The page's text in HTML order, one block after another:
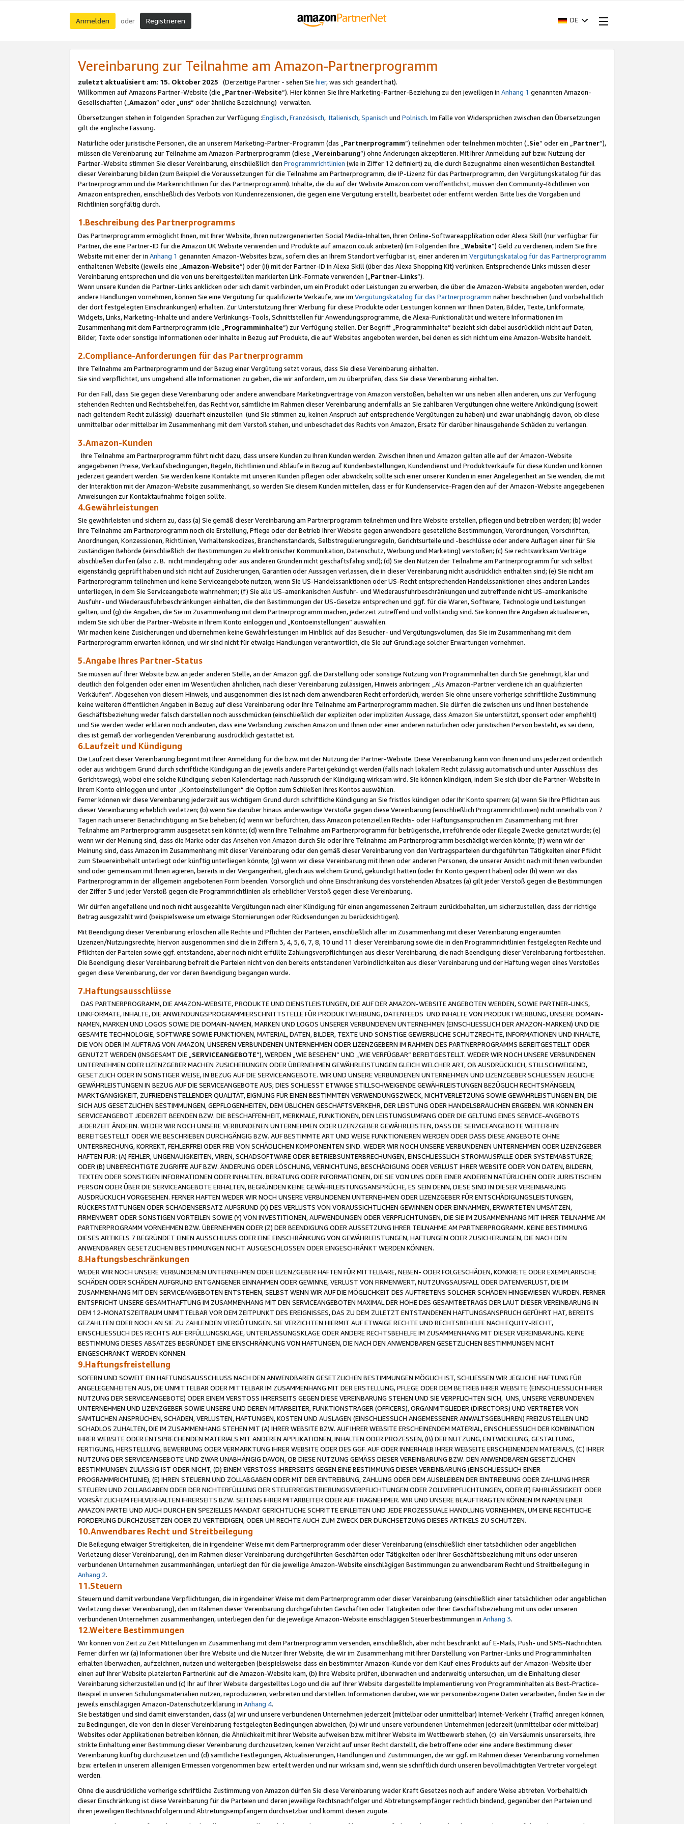
Anmelden oder Registrieren DE
Vereinbarung zur Teilnahme am Amazon-Partnerprogramm
zuletzt aktualisiert am: 15. Oktober 2025 (Derzeitige Partner - sehen Sie hier, was sich geändert hat).
Willkommen auf Amazons Partner-Website (die „Partner-Website“). Hier können Sie Ihre Marketing-Partner-Beziehung zu den jeweiligen in Anhang 1 genannten Amazon-
Gesellschaften („Amazon“ oder „uns“ oder ähnliche Bezeichnung) verwalten.
Übersetzungen stehen in folgenden Sprachen zur Verfügung :Englisch,Französisch, Italienisch,Spanisch und Polnisch. Im Falle von Widersprüchen zwischen den Übersetzungen
gilt die englische Fassung.
Natürliche oder juristische Personen, die an unserem Marketing-Partner-Programm (das „Partnerprogramm“) teilnehmen oder teilnehmen möchten („Sie“ oder ein „Partner“),
müssen die Vereinbarung zur Teilnahme am Amazon-Partnerprogramm (diese „Vereinbarung“) ohne Änderungen akzeptieren. Mit Ihrer Anmeldung auf bzw. Nutzung der
Partner-Website stimmen Sie dieser Vereinbarung, einschließlich den Programmrichtlinien (wie in Ziffer 12 definiert) zu, die durch Bezugnahme einen wesentlichen Bestandteil
dieser Vereinbarung bilden (zum Beispiel die Voraussetzungen für die Teilnahme am Partnerprogramm, die IP-Lizenz für das Partnerprogramm, den Vergütungskatalog für das
Partnerprogramm und die Markenrichtlinien für das Partnerprogramm). Inhalte, die du auf der Website Amazon.com veröffentlichst, müssen den Community-Richtlinien von
Amazon entsprechen, einschließlich des Verbots von Kundenrezensionen, die gegen eine Vergütung erstellt, bearbeitet oder entfernt werden. Bitte lies die Vorgaben und
Richtlinien sorgfältig durch.
1.Beschreibung des Partnerprogramms
Das Partnerprogramm ermöglicht Ihnen, mit Ihrer Website, Ihren nutzergenerierten Social Media-Inhalten, Ihren Online-Softwareapplikation oder Alexa Skill (nur verfügbar für
Partner, die eine Partner-ID für die Amazon UK Website verwenden und Produkte auf amazon.co.uk anbieten) (im Folgenden Ihre „ Website“) Geld zu verdienen, indem Sie Ihre
Website mit einer der in Anhang 1 genannten Amazon-Websites bzw., sofern dies an Ihrem Standort verfügbar ist, einer anderen im Vergütungskatalog für das Partnerprogramm
enthaltenen Website (jeweils eine „ Amazon-Website“) oder (ii) mit der Partner-ID in Alexa Skill (über das Alexa Shopping Kit) verlinken. Entsprechende Links müssen dieser
Vereinbarung entsprechen und die von uns bereitgestellten markierten Link-Formate verwenden („ Partner-Links“).
Wenn unsere Kunden die Partner-Links anklicken oder sich damit verbinden, um ein Produkt oder Leistungen zu erwerben, die über die Amazon-Website angeboten werden, oder
andere Handlungen vornehmen, können Sie eine Vergütung für qualifizierte Verkäufe, wie im Vergütungskatalog für das Partnerprogramm näher beschrieben (und vorbehaltlich
der dort festgelegten Einschränkungen) erhalten. Zur Unterstützung Ihrer Werbung für diese Produkte oder Leistungen können wir Ihnen Daten, Bilder, Texte, Linkformate,
Widgets, Links, Marketing-Inhalte und andere Verlinkungs-Tools, Schnittstellen für Anwendungsprogramme, die Alexa-Funktionalität und weitere Informationen im
Zusammenhang mit dem Partnerprogramm (die „ Programminhalte“) zur Verfügung stellen. Der Begriff „Programminhalte“ bezieht sich dabei ausdrücklich nicht auf Daten,
Bilder, Texte oder sonstige Informationen oder Inhalte in Bezug auf Produkte, die auf Websites angeboten werden, bei denen es sich nicht um eine Amazon-Website handelt.
2.Compliance-Anforderungen für das Partnerprogramm
Ihre Teilnahme am Partnerprogramm und der Bezug einer Vergütung setzt voraus, dass Sie diese Vereinbarung einhalten.
Sie sind verpflichtet, uns umgehend alle Informationen zu geben, die wir anfordern, um zu überprüfen, dass Sie diese Vereinbarung einhalten.
Für den Fall, dass Sie gegen diese Vereinbarung oder andere anwendbare Marketingverträge von Amazon verstoßen, behalten wir uns neben allen anderen, uns zur Verfügung
stehenden Rechten und Rechtsbehelfen, das Recht vor, sämtliche im Rahmen dieser Vereinbarung andernfalls an Sie zahlbaren Vergütungen ohne weitere Ankündigung (soweit
nach geltendem Recht zulässig) dauerhaft einzustellen (und Sie stimmen zu, keinen Anspruch auf entsprechende Vergütungen zu haben) und zwar unabhängig davon, ob diese
unmittelbar oder mittelbar im Zusammenhang mit dem Verstoß stehen, und unbeschadet des Rechts von Amazon, Ersatz für darüber hinausgehende Schäden zu verlangen.
3.Amazon-Kunden
Ihre Teilnahme am Partnerprogramm führt nicht dazu, dass unsere Kunden zu Ihren Kunden werden. Zwischen Ihnen und Amazon gelten alle auf der Amazon-Website
angegebenen Preise, Verkaufsbedingungen, Regeln, Richtlinien und Abläufe in Bezug auf Kundenbestellungen, Kundendienst und Produktverkäufe für diese Kunden und können
jederzeit geändert werden. Sie werden keine Kontakte mit unseren Kunden pflegen oder abwickeln; sollte sich einer unserer Kunden in einer Angelegenheit an Sie wenden, die mit
der Interaktion mit der Amazon-Website zusammenhängt, so werden Sie diesem Kunden mitteilen, dass er für Kundenservice-Fragen den auf der Amazon-Website angegebenen
Anweisungen zur Kontaktaufnahme folgen sollte.
4.Gewährleistungen
Sie gewährleisten und sichern zu, dass (a) Sie gemäß dieser Vereinbarung am Partnerprogramm teilnehmen und Ihre Website erstellen, pflegen und betreiben werden; (b) weder
Ihre Teilnahme am Partnerprogramm noch die Erstellung, Pflege oder der Betrieb Ihrer Website gegen anwendbare gesetzliche Bestimmungen, Verordnungen, Vorschriften,
Anordnungen, Konzessionen, Richtlinien, Verhaltenskodizes, Branchenstandards, Selbstregulierungsregeln, Gerichtsurteile und -beschlüsse oder andere Auflagen einer für Sie
zuständigen Behörde (einschließlich der Bestimmungen zu elektronischer Kommunikation, Datenschutz, Werbung und Marketing) verstoßen; (c) Sie rechtswirksam Verträge
abschließen dürfen (also z. B. nicht minderjährig oder aus anderen Gründen nicht geschäftsfähig sind); (d) Sie den Nutzen der Teilnahme am Partnerprogramm für sich selbst
eigenständig geprüft haben und sich nicht auf Zusicherungen, Garantien oder Aussagen verlassen, die in dieser Vereinbarung nicht ausdrücklich enthalten sind; (e) Sie nicht am
Partnerprogramm teilnehmen und keine Serviceangebote nutzen, wenn Sie US-Handelssanktionen oder US-Recht entsprechenden Handelssanktionen eines anderen Landes
unterliegen, in dem Sie Serviceangebote wahrnehmen; (f) Sie alle US-amerikanischen Ausfuhr- und Wiederausfuhrbeschränkungen und zutreffende nicht US-amerikanische
Ausfuhr- und Wiederausfuhrbeschränkungen einhalten, die den Bestimmungen der US-Gesetze entsprechen und ggf. für die Waren, Software, Technologie und Leistungen
gelten, und (g) die Angaben, die Sie im Zusammenhang mit dem Partnerprogramm machen, jederzeit zutreffend und vollständig sind. Sie können Ihre Angaben aktualisieren,
indem Sie sich über die Partner-Website in Ihrem Konto einloggen und „Kontoeinstellungen“ auswählen.
Wir machen keine Zusicherungen und übernehmen keine Gewährleistungen im Hinblick auf das Besucher- und Vergütungsvolumen, das Sie im Zusammenhang mit dem
Partnerprogramm erwarten können, und wir sind nicht für etwaige Handlungen verantwortlich, die Sie auf Grundlage solcher Erwartungen vornehmen.
5.Angabe Ihres Partner-Status
Sie müssen auf Ihrer Website bzw. an jeder anderen Stelle, an der Amazon ggf. die Darstellung oder sonstige Nutzung von Programminhalten durch Sie genehmigt, klar und
deutlich den folgenden oder einen im Wesentlichen ähnlichen, nach dieser Vereinbarung zulässigen, Hinweis anbringen: „Als Amazon-Partner verdiene ich an qualifizierten
Verkäufen“. Abgesehen von diesem Hinweis, und ausgenommen dies ist nach dem anwendbaren Recht erforderlich, werden Sie ohne unsere vorherige schriftliche Zustimmung
keine weiteren öffentlichen Angaben in Bezug auf diese Vereinbarung oder Ihre Teilnahme am Partnerprogramm machen. Sie dürfen die zwischen uns und Ihnen bestehende
Geschäftsbeziehung weder falsch darstellen noch ausschmücken (einschließlich der expliziten oder impliziten Aussage, dass Amazon Sie unterstützt, sponsert oder empfiehlt)
und Sie werden weder erklären noch andeuten, dass eine Verbindung zwischen Amazon und Ihnen oder einer anderen natürlichen oder juristischen Person besteht, es sei denn,
dies ist gemäß der vorliegenden Vereinbarung ausdrücklich gestattet ist.
6.Laufzeit und Kündigung
Die Laufzeit dieser Vereinbarung beginnt mit Ihrer Anmeldung für die bzw. mit der Nutzung der Partner-Website. Diese Vereinbarung kann von Ihnen und uns jederzeit ordentlich
oder aus wichtigem Grund durch schriftliche Kündigung an die jeweils andere Partei gekündigt werden (falls nach lokalem Recht zulässig automatisch und unter Ausschluss des
Gerichtswegs), wobei eine solche Kündigung sieben Kalendertage nach Ausspruch der Kündigung wirksam wird. Sie können kündigen, indem Sie sich über die Partner-Website in
Ihrem Konto einloggen und unter „Kontoeinstellungen“ die Option zum Schließen Ihres Kontos auswählen.
Ferner können wir diese Vereinbarung jederzeit aus wichtigem Grund durch schriftliche Kündigung an Sie fristlos kündigen oder Ihr Konto sperren: (a) wenn Sie Ihre Pflichten aus
dieser Vereinbarung erheblich verletzen; (b) wenn Sie darüber hinaus anderweitige Verstöße gegen diese Vereinbarung (einschließlich Programmrichtlinien) nicht innerhalb von 7
Tagen nach unserer Benachrichtigung an Sie beheben; (c) wenn wir befürchten, dass Amazon potenziellen Rechts- oder Haftungsansprüchen im Zusammenhang mit Ihrer
Teilnahme am Partnerprogramm ausgesetzt sein könnte; (d) wenn Ihre Teilnahme am Partnerprogramm für betrügerische, irreführende oder illegale Zwecke genutzt wurde; (e)
wenn wir der Meinung sind, dass die Marke oder das Ansehen von Amazon durch Sie oder Ihre Teilnahme am Partnerprogramm beschädigt werden könnte; (f) wenn wir der
Meinung sind, dass Amazon im Zusammenhang mit dieser Vereinbarung oder den gemäß dieser Vereinbarung von den Vertragsparteien durchgeführten Tätigkeiten einer Pflicht
zum Steuereinbehalt unterliegt oder künftig unterliegen könnte; (g) wenn wir diese Vereinbarung mit Ihnen oder anderen Personen, die unserer Ansicht nach mit Ihnen verbunden
sind oder gemeinsam mit Ihnen agieren, bereits in der Vergangenheit, gleich aus welchem Grund, gekündigt hatten (oder Ihr Konto gesperrt haben) oder (h) wenn wir das
Partnerprogramm in der allgemein angebotenen Form beenden. Vorsorglich und ohne Einschränkung des vorstehenden Absatzes (a) gilt jeder Verstoß gegen die Bestimmungen
der Ziffer 5 und jeder Verstoß gegen die Programmrichtlinien als erheblicher Verstoß gegen diese Vereinbarung.
Wir dürfen angefallene und noch nicht ausgezahlte Vergütungen nach einer Kündigung für einen angemessenen Zeitraum zurückbehalten, um sicherzustellen, dass der richtige
Betrag ausgezahlt wird (beispielsweise um etwaige Stornierungen oder Rücksendungen zu berücksichtigen).
Mit Beendigung dieser Vereinbarung erlöschen alle Rechte und Pflichten der Parteien, einschließlich aller im Zusammenhang mit dieser Vereinbarung eingeräumten
Lizenzen/Nutzungsrechte; hiervon ausgenommen sind die in Ziffern 3, 4, 5, 6, 7, 8, 10 und 11 dieser Vereinbarung sowie die in den Programmrichtlinien festgelegten Rechte und
Pflichten der Parteien sowie ggf. entstandene, aber noch nicht erfüllte Zahlungsverpflichtungen aus dieser Vereinbarung, die nach Beendigung dieser Vereinbarung fortbestehen.
Die Beendigung dieser Vereinbarung befreit die Parteien nicht von den bereits entstandenen Verbindlichkeiten aus dieser Vereinbarung und der Haftung wegen eines Verstoßes
gegen diese Vereinbarung, der vor deren Beendigung begangen wurde.
7.Haftungsausschlüsse
DAS PARTNERPROGRAMM, DIE AMAZON-WEBSITE, PRODUKTE UND DIENSTLEISTUNGEN, DIE AUF DER AMAZON-WEBSITE ANGEBOTEN WERDEN, SOWIE PARTNER-LINKS,
LINKFORMATE, INHALTE, DIE ANWENDUNGSPROGRAMMIERSCHNITTSTELLE FÜR PRODUKTWERBUNG, DATENFEEDS UND INHALTE VON PRODUKTWERBUNG, UNSERE DOMAIN-
NAMEN, MARKEN UND LOGOS SOWIE DIE DOMAIN-NAMEN, MARKEN UND LOGOS UNSERER VERBUNDENEN UNTERNEHMEN (EINSCHLIESSLICH DER AMAZON-MARKEN) UND DIE
GESAMTE TECHNOLOGIE, SOFTWARE SOWIE FUNKTIONEN, MATERIAL, DATEN, BILDER, TEXTE UND SONSTIGE GEWERBLICHE SCHUTZRECHTE, INFORMATIONEN UND INHALTE,
DIE VON ODER IM AUFTRAG VON AMAZON, UNSEREN VERBUNDENEN UNTERNEHMEN ODER LIZENZGEBERN IM RAHMEN DES PARTNERPROGRAMMS BEREITGESTELLT ODER
GENUTZT WERDEN (INSGESAMT DIE „ SERVICEANGEBOTE“), WERDEN „WIE BESEHEN“ UND „WIE VERFÜGBAR“ BEREITGESTELLT. WEDER WIR NOCH UNSERE VERBUNDENEN
UNTERNEHMEN ODER LIZENZGEBER MACHEN ZUSICHERUNGEN ODER ÜBERNEHMEN GEWÄHRLEISTUNGEN GLEICH WELCHER ART, OB AUSDRÜCKLICH, STILLSCHWEIGEND,
GESETZLICH ODER IN SONSTIGER WEISE, IN BEZUG AUF DIE SERVICEANGEBOTE. WIR UND UNSERE VERBUNDENEN UNTERNEHMEN UND LIZENZGEBER SCHLIESSEN JEGLICHE
GEWÄHRLEISTUNGEN IN BEZUG AUF DIE SERVICEANGEBOTE AUS; DIES SCHLIESST ETWAIGE STILLSCHWEIGENDE GEWÄHRLEISTUNGEN BEZÜGLICH RECHTSMÄNGELN,
MARKTGÄNGIGKEIT, ZUFRIEDENSTELLENDER QUALITÄT, EIGNUNG FÜR EINEN BESTIMMTEN VERWENDUNGSZWECK, NICHTVERLETZUNG SOWIE GEWÄHRLEISTUNGEN EIN, DIE
SICH AUS GESETZLICHEN BESTIMMUNGEN, GEPFLOGENHEITEN, DEM ÜBLICHEN GESCHÄFTSVERKEHR, DER LEISTUNG ODER HANDELSBRÄUCHEN ERGEBEN. WIR KÖNNEN EIN
SERVICEANGEBOT JEDERZEIT BEENDEN BZW. DIE BESCHAFFENHEIT, MERKMALE, FUNKTIONEN, DEN LEISTUNGSUMFANG ODER DIE GELTUNG EINES SERVICE-ANGEBOTS
JEDERZEIT ÄNDERN. WEDER WIR NOCH UNSERE VERBUNDENEN UNTERNEHMEN ODER LIZENZGEBER GEWÄHRLEISTEN, DASS DIE SERVICEANGEBOTE WEITERHIN
BEREITGESTELLT ODER WIE BESCHRIEBEN DURCHGÄNGIG BZW. AUF BESTIMMTE ART UND WEISE FUNKTIONIEREN WERDEN ODER DASS DIESE ANGEBOTE OHNE
UNTERBRECHUNG, KORREKT, FEHLERFREI ODER FREI VON SCHÄDLICHEN KOMPONENTEN SIND. WEDER WIR NOCH UNSERE VERBUNDENEN UNTERNEHMEN ODER LIZENZGEBER
HAFTEN FÜR: (A) FEHLER, UNGENAUIGKEITEN, VIREN, SCHADSOFTWARE ODER BETRIEBSUNTERBRECHUNGEN, EINSCHLIESSLICH STROMAUSFÄLLE ODER SYSTEMABSTÜRZE;
ODER (B) UNBERECHTIGTE ZUGRIFFE AUF BZW. ÄNDERUNG ODER LÖSCHUNG, VERNICHTUNG, BESCHÄDIGUNG ODER VERLUST IHRER WEBSITE ODER VON DATEN, BILDERN,
TEXTEN ODER SONSTIGEN INFORMATIONEN ODER INHALTEN. BERATUNG ODER INFORMATIONEN, DIE SIE VON UNS ODER EINER ANDEREN NATÜRLICHEN ODER JURISTISCHEN
PERSON ODER ÜBER DIE SERVICEANGEBOTE ERHALTEN, BEGRÜNDEN KEINE GEWÄHRLEISTUNGSANSPRÜCHE, ES SEIN DENN, DIESE SIND IN DIESER VEREINBARUNG
AUSDRÜCKLICH VORGESEHEN. FERNER HAFTEN WEDER WIR NOCH UNSERE VERBUNDENEN UNTERNEHMEN ODER LIZENZGEBER FÜR ENTSCHÄDIGUNGSLEISTUNGEN,
RÜCKERSTATTUNGEN ODER SCHADENSERSATZ AUFGRUND (X) DES VERLUSTS VON VORAUSSICHTLICHEN GEWINNEN ODER EINNAHMEN, ERWARTETEN UMSÄTZEN,
FIRMENWERT ODER SONSTIGEN VORTEILEN SOWIE (Y) VON INVESTITIONEN, AUFWENDUNGEN ODER VERPFLICHTUNGEN, DIE SIE IM ZUSAMMENHANG MIT IHRER TEILNAHME AM
PARTNERPROGRAMM VORNEHMEN BZW. ÜBERNEHMEN ODER (Z) DER BEENDIGUNG ODER AUSSETZUNG IHRER TEILNAHME AM PARTNERPROGRAMM. KEINE BESTIMMUNG
DIESES ARTIKELS 7 BEGRÜNDET EINEN AUSSCHLUSS ODER EINE EINSCHRÄNKUNG VON GEWÄHRLEISTUNGEN, HAFTUNGEN ODER ZUSICHERUNGEN, DIE NACH DEN
ANWENDBAREN GESETZLICHEN BESTIMMUNGEN NICHT AUSGESCHLOSSEN ODER EINGESCHRÄNKT WERDEN KÖNNEN.
8.Haftungsbeschränkungen
WEDER WIR NOCH UNSERE VERBUNDENEN UNTERNEHMEN ODER LIZENZGEBER HAFTEN FÜR MITTELBARE, NEBEN- ODER FOLGESCHÄDEN, KONKRETE ODER EXEMPLARISCHE
SCHÄDEN ODER SCHÄDEN AUFGRUND ENTGANGENER EINNAHMEN ODER GEWINNE, VERLUST VON FIRMENWERT, NUTZUNGSAUSFALL ODER DATENVERLUST, DIE IM
ZUSAMMENHANG MIT DEN SERVICEANGEBOTEN ENTSTEHEN, SELBST WENN WIR AUF DIE MÖGLICHKEIT DES AUFTRETENS SOLCHER SCHÄDEN HINGEWIESEN WURDEN. FERNER
ENTSPRICHT UNSERE GESAMTHAFTUNG IM ZUSAMMENHANG MIT DEN SERVICEANGEBOTEN MAXIMAL DER HÖHE DES GESAMTBETRAGS DER LAUT DIESER VEREINBARUNG IN
DEM 12-MONATSZEITRAUM UNMITTELBAR VOR DEM ZEITPUNKT DES EREIGNISSES, DAS ZU DEM ZULETZT ENTSTANDENEN HAFTUNGSANSPRUCH GEFÜHRT HAT, BEREITS
GEZAHLTEN ODER NOCH AN SIE ZU ZAHLENDEN VERGÜTUNGEN. SIE VERZICHTEN HIERMIT AUF ETWAIGE RECHTE UND RECHTSBEHELFE NACH EQUITY-RECHT,
EINSCHLIESSLICH DES RECHTS AUF ERFÜLLUNGSKLAGE, UNTERLASSUNGSKLAGE ODER ANDERE RECHTSBEHELFE IM ZUSAMMENHANG MIT DIESER VEREINBARUNG. KEINE
BESTIMMUNG DIESES ABSATZES BEGRÜNDET EINE EINSCHRÄNKUNG VON HAFTUNGEN, DIE NACH DEN ANWENDBAREN GESETZLICHEN BESTIMMUNGEN NICHT
EINGESCHRÄNKT WERDEN KÖNNEN.
9.Haftungsfreistellung
SOFERN UND SOWEIT EIN HAFTUNGSAUSSCHLUSS NACH DEN ANWENDBAREN GESETZLICHEN BESTIMMUNGEN MÖGLICH IST, SCHLIESSEN WIR JEGLICHE HAFTUNG FÜR
ANGELEGENHEITEN AUS, DIE UNMITTELBAR ODER MITTELBAR IM ZUSAMMENHANG MIT DER ERSTELLUNG, PFLEGE ODER DEM BETRIEB IHRER WEBSITE (EINSCHLIESSLICH IHRER
NUTZUNG DER SERVICEANGEBOTE) ODER EINEM VERSTOSS IHRERSEITS GEGEN DIESE VEREINBARUNG STEHEN UND SIE VERPFLICHTEN SICH, UNS, UNSERE VERBUNDENEN
UNTERNEHMEN UND LIZENZGEBER SOWIE UNSERE UND DEREN MITARBEITER, FUNKTIONSTRÄGER (OFFICERS), ORGANMITGLIEDER (DIRECTORS) UND VERTRETER VON
SÄMTLICHEN ANSPRÜCHEN, SCHÄDEN, VERLUSTEN, HAFTUNGEN, KOSTEN UND AUSLAGEN (EINSCHLIESSLICH ANGEMESSENER ANWALTSGEBÜHREN) FREIZUSTELLEN UND
SCHADLOS ZUHALTEN, DIE IM ZUSAMMENHANG STEHEN MIT (A) IHRER WEBSITE BZW. AUF IHRER WEBSITE ERSCHEINENDEM MATERIAL, EINSCHLIESSLICH DER KOMBINATION
IHRER WEBSITE ODER ENTSPRECHENDEN MATERIALS MIT ANDEREN APPLIKATIONEN, INHALTEN ODER PROZESSEN, (B) DER NUTZUNG, ENTWICKLUNG, GESTALTUNG,
FERTIGUNG, HERSTELLUNG, BEWERBUNG ODER VERMARKTUNG IHRER WEBSITE ODER DES GGF. AUF ODER INNERHALB IHRER WEBSEITE ERSCHEINENDEN MATERIALS, (C) IHRER
NUTZUNG DER SERVICEANGEBOTE UND ZWAR UNABHÄNGIG DAVON, OB DIESE NUTZUNG GEMÄSS DIESER VEREINBARUNG BZW. DEN ANWENDBAREN GESETZLICHEN
BESTIMMUNGEN ZULÄSSIG IST ODER NICHT, (D) EINEM VERSTOSS IHRERSEITS GEGEN EINE BESTIMMUNG DIESER VEREINBARUNG (EINSCHLIESSLICH EINER
PROGRAMMRICHTLINIE), (E) IHREN STEUERN UND ZOLLABGABEN ODER MIT DER EINTREIBUNG, ZAHLUNG ODER DEM AUSBLEIBEN DER EINTREIBUNG ODER ZAHLUNG IHRER
STEUERN UND ZOLLABGABEN ODER DER NICHTERFÜLLUNG DER STEUERREGISTRIERUNGSVERPFLICHTUNGEN ODER ZOLLVERPFLICHTUNGEN, ODER (F) FAHRLÄSSIGKEIT ODER
VORSÄTZLICHEM FEHLVERHALTEN IHRERSEITS BZW. SEITENS IHRER MITARBEITER ODER AUFTRAGNEHMER. WIR UND UNSERE BEAUFTRAGTEN KÖNNEN IM NAMEN EINER
AMAZON PARTEI UND AUCH DURCH EIN SPEZIELLES MANDAT GERICHTLICHE SCHRITTE EINLEITEN UND JEDE PROZESSUALE HANDLUNG VORNEHMEN, UM EINE RECHTLICHE
FORDERUNG DURCHZUSETZEN ODER ZU VERTEIDIGEN, ODER UM RECHTE AUCH ZUM ZWECK DER DURCHSETZUNG DIESES ARTIKELS ZU SCHÜTZEN.
10.Anwendbares Recht und Streitbeilegung
Die Beilegung etwaiger Streitigkeiten, die in irgendeiner Weise mit dem Partnerprogramm oder dieser Vereinbarung (einschließlich einer tatsächlichen oder angeblichen
Verletzung dieser Vereinbarung), den im Rahmen dieser Vereinbarung durchgeführten Geschäften oder Tätigkeiten oder Ihrer Geschäftsbeziehung mit uns oder unseren
verbundenen Unternehmen zusammenhängen, unterliegt den für die jeweilige Amazon-Website einschlägigen Bestimmungen zu anwendbarem Recht und Streitbeilegung in
Anhang 2.
11.Steuern
Steuern und damit verbundene Verpflichtungen, die in irgendeiner Weise mit dem Partnerprogramm oder dieser Vereinbarung (einschließlich einer tatsächlichen oder angeblichen
Verletzung dieser Vereinbarung), den im Rahmen dieser Vereinbarung durchgeführten Geschäften oder Tätigkeiten oder Ihrer Geschäftsbeziehung mit uns oder unseren
verbundenen Unternehmen zusammenhängen, unterliegen den für die jeweilige Amazon-Website einschlägigen Steuerbestimmungen in Anhang 3.
12.Weitere Bestimmungen
Wir können von Zeit zu Zeit Mitteilungen im Zusammenhang mit dem Partnerprogramm versenden, einschließlich, aber nicht beschränkt auf E-Mails, Push- und SMS-Nachrichten.
Ferner dürfen wir (a) Informationen über Ihre Website und die Nutzer Ihrer Website, die wir im Zusammenhang mit Ihrer Darstellung von Partner-Links und Programminhalten
erhalten überwachen, aufzeichnen, nutzen und weitergeben (beispielsweise dass ein bestimmter Amazon-Kunde vor dem Kauf eines Produkts auf der Amazon-Website über
einen auf Ihrer Website platzierten Partnerlink auf die Amazon-Website kam, (b) Ihre Website prüfen, überwachen und anderweitig untersuchen, um die Einhaltung dieser
Vereinbarung sicherzustellen und (c) Ihr auf Ihrer Website dargestelltes Logo und die auf Ihrer Website dargestellte Implementierung von Programminhalten als Best-Practice-
Beispiel in unseren Schulungsmaterialien nutzen, reproduzieren, verbreiten und darstellen. Informationen darüber, wie wir personenbezogene Daten verarbeiten, finden Sie in der
jeweils einschlägigen Amazon-Datenschutzerklärung in Anhang 4.
Sie bestätigen und sind damit einverstanden, dass (a) wir und unsere verbundenen Unternehmen jederzeit (mittelbar oder unmittelbar) Internet-Verkehr (Traffic) anregen können,
zu Bedingungen, die von den in dieser Vereinbarung festgelegten Bedingungen abweichen, (b) wir und unsere verbundenen Unternehmen jederzeit (unmittelbar oder mittelbar)
Websites oder Applikationen betreiben können, die Ähnlichkeit mit Ihrer Website aufweisen bzw. mit Ihrer Website im Wettbewerb stehen, (c) ein Versäumnis unsererseits, Ihre
strikte Einhaltung einer Bestimmung dieser Vereinbarung durchzusetzen, keinen Verzicht auf unser Recht darstellt, die betroffene oder eine andere Bestimmung dieser
Vereinbarung künftig durchzusetzen und (d) sämtliche Festlegungen, Aktualisierungen, Handlungen und Zustimmungen, die wir ggf. im Rahmen dieser Vereinbarung vornehmen
bzw. erteilen in unserem alleinigen Ermessen vorgenommen bzw. erteilt werden und nur wirksam sind, wenn sie schriftlich durch unseren bevollmächtigten Vertreter vorgelegt
werden.
Ohne die ausdrückliche vorherige schriftliche Zustimmung von Amazon dürfen Sie diese Vereinbarung weder Kraft Gesetzes noch auf andere Weise abtreten. Vorbehaltlich
dieser Einschränkung ist diese Vereinbarung für die Parteien und deren jeweilige Rechtsnachfolger und Abtretungsempfänger rechtlich bindend, gegenüber den Parteien und
ihren jeweiligen Rechtsnachfolgern und Abtretungsempfängern durchsetzbar und kommt diesen zugute.